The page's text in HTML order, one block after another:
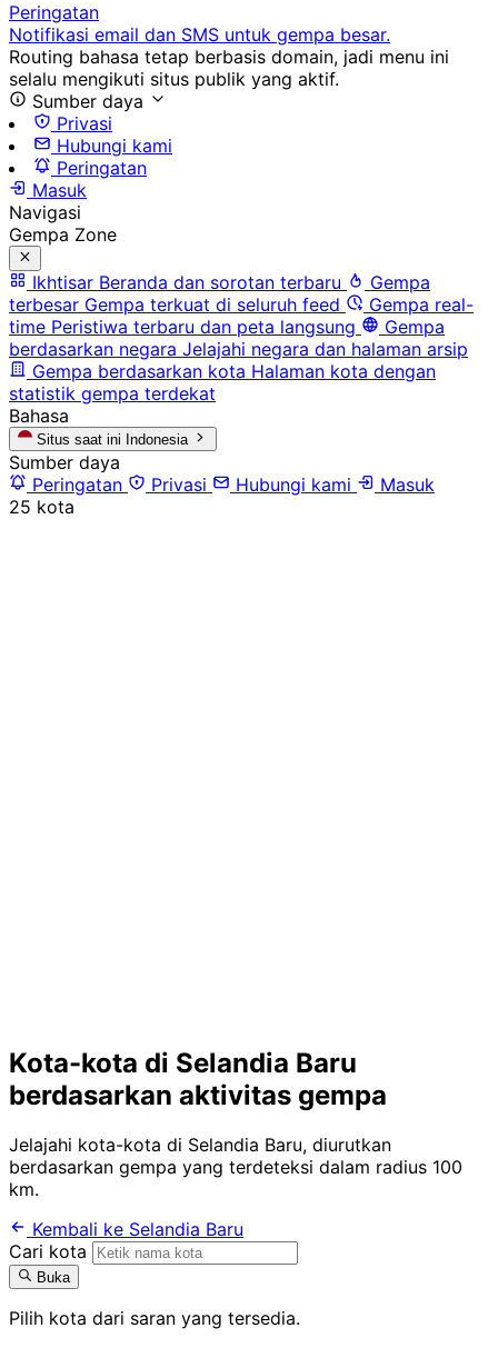
Peringatan
Notifikasi email dan SMS untuk gempa besar.
Routing bahasa tetap berbasis domain, jadi menu ini
selalu mengikuti situs publik yang aktif.
Sumber daya
Privasi
Hubungi kami
Peringatan
Masuk
Navigasi
Gempa Zone
Ikhtisar Beranda dan sorotan terbaru
Gempa
terbesar Gempa terkuat di seluruh feed
Gempa real-
time Peristiwa terbaru dan peta langsung
Gempa
berdasarkan negara Jelajahi negara dan halaman arsip
Gempa berdasarkan kota Halaman kota dengan
statistik gempa terdekat
Bahasa
Situs saat ini Indonesia
Sumber daya
Peringatan
Privasi Hubungi kami
Masuk
25 kota
Kota-kota di Selandia Baru
berdasarkan aktivitas gempa
Jelajahi kota-kota di Selandia Baru, diurutkan
berdasarkan gempa yang terdeteksi dalam radius 100
km.
Kembali ke Selandia Baru
Cari kota
Buka
Pilih kota dari saran yang tersedia.